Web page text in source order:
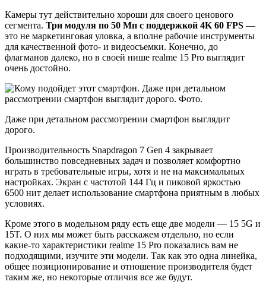
Камеры тут действительно хороши для своего ценового
сегмента. Три модуля по 50 Мп с поддержкой 4K 60 FPS —
это не маркетинговая уловка, а вполне рабочие инструменты
для качественной фото- и видеосъемки. Конечно, до
флагманов далеко, но в своей нише realme 15 Pro выглядит
очень достойно.
Даже при детальном рассмотрении смартфон выглядит
дорого.
Производительность Snapdragon 7 Gen 4 закрывает
большинство повседневных задач и позволяет комфортно
играть в требовательные игры, хотя и не на максимальных
настройках. Экран с частотой 144 Гц и пиковой яркостью
6500 нит делает использование смартфона приятным в любых
условиях.
Кроме этого в модельном ряду есть еще две модели — 15 5G и
15T. О них мы может быть расскажем отдельно, но если
какие-то характеристики realme 15 Pro показались вам не
подходящими, изучите эти модели. Так как это одна линейка,
общее позиционирование и отношение производителя будет
таким же, но некоторые отличия все же будут.